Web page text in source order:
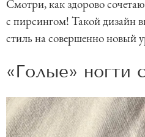
Смотри, как здорово
с пирсингом! Такой дизайн
стиль на совершенно новый
«Голые» ногти